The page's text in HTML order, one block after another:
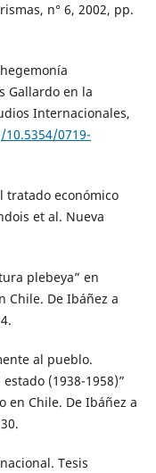
n° 6, 2002, pp.
Gallardo en la
Internacionales,
0719-
tratado económico
et al. Nueva
plebeya” en
Chile. De Ibáñez a
al pueblo.
(1938-1958)”
en Chile. De Ibáñez a
Tesis